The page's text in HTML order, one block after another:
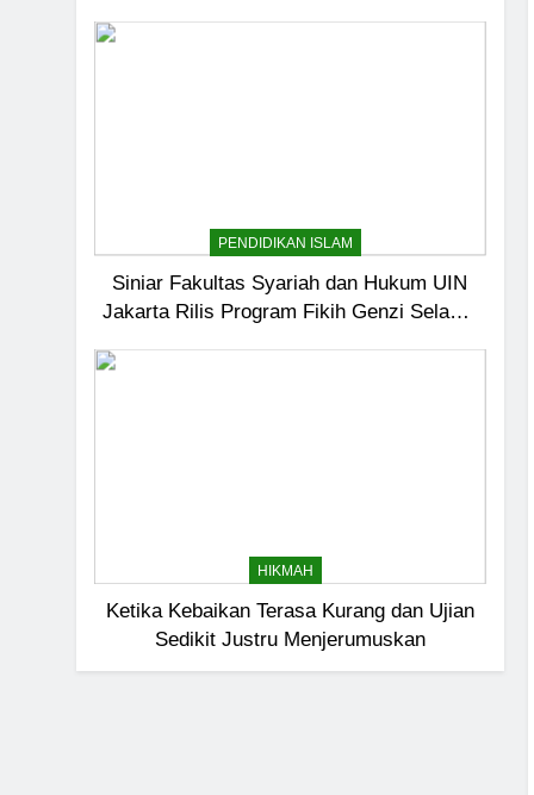
PENDIDIKAN ISLAM
Siniar Fakultas Syariah dan Hukum UIN
Jakarta Rilis Program Fikih Genzi Selama
HIKMAH
Ketika Kebaikan Terasa Kurang dan Ujian
Sedikit Justru Menjerumuskan
5
Pernah Galau? Ini Jalan